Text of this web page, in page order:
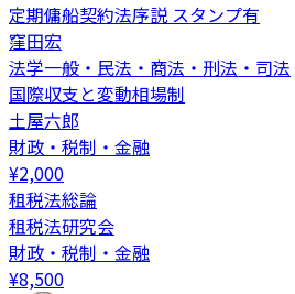
定期傭船契約法序説 スタンプ有
窪田宏
法学一般・民法・商法・刑法・司法
国際収支と変動相場制
土屋六郎
財政・税制・金融
¥2,000
租税法総論
租税法研究会
財政・税制・金融
¥8,500